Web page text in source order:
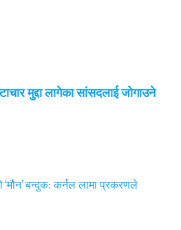
मुद्दा लागेका सांसदलाई जोगाउने